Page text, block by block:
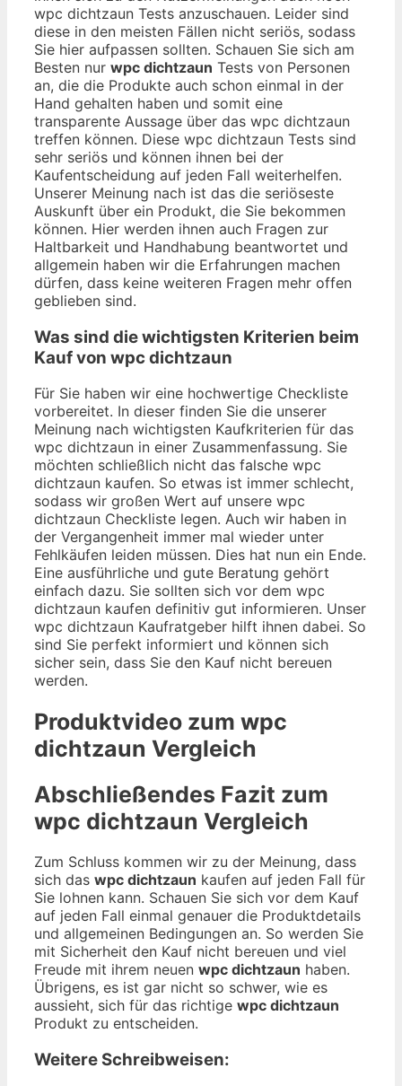
wpc dichtzaun Tests anzuschauen. Leider sind
diese in den meisten Fällen nicht seriös, sodass
Sie hier aufpassen sollten. Schauen Sie sich am
Besten nur wpc dichtzaun Tests von Personen
an, die die Produkte auch schon einmal in der
Hand gehalten haben und somit eine
transparente Aussage über das wpc dichtzaun
treffen können. Diese wpc dichtzaun Tests sind
sehr seriös und können ihnen bei der
Kaufentscheidung auf jeden Fall weiterhelfen.
Unserer Meinung nach ist das die seriöseste
Auskunft über ein Produkt, die Sie bekommen
können. Hier werden ihnen auch Fragen zur
Haltbarkeit und Handhabung beantwortet und
allgemein haben wir die Erfahrungen machen
dürfen, dass keine weiteren Fragen mehr offen
geblieben sind.
Was sind die wichtigsten Kriterien beim
Kauf von wpc dichtzaun
Für Sie haben wir eine hochwertige Checkliste
vorbereitet. In dieser finden Sie die unserer
Meinung nach wichtigsten Kaufkriterien für das
wpc dichtzaun in einer Zusammenfassung. Sie
möchten schließlich nicht das falsche wpc
dichtzaun kaufen. So etwas ist immer schlecht,
sodass wir großen Wert auf unsere wpc
dichtzaun Checkliste legen. Auch wir haben in
der Vergangenheit immer mal wieder unter
Fehlkäufen leiden müssen. Dies hat nun ein Ende.
Eine ausführliche und gute Beratung gehört
einfach dazu. Sie sollten sich vor dem wpc
dichtzaun kaufen definitiv gut informieren. Unser
wpc dichtzaun Kaufratgeber hilft ihnen dabei. So
sind Sie perfekt informiert und können sich
sicher sein, dass Sie den Kauf nicht bereuen
werden.
Produktvideo zum wpc
dichtzaun Vergleich
Abschließendes Fazit zum
wpc dichtzaun Vergleich
Zum Schluss kommen wir zu der Meinung, dass
sich das wpc dichtzaun kaufen auf jeden Fall für
Sie lohnen kann. Schauen Sie sich vor dem Kauf
auf jeden Fall einmal genauer die Produktdetails
und allgemeinen Bedingungen an. So werden Sie
mit Sicherheit den Kauf nicht bereuen und viel
Freude mit ihrem neuen wpc dichtzaun haben.
Übrigens, es ist gar nicht so schwer, wie es
aussieht, sich für das richtige wpc dichtzaun
Produkt zu entscheiden.
Weitere Schreibweisen: